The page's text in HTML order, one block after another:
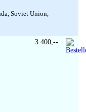
Soviet Union,
3.400,--